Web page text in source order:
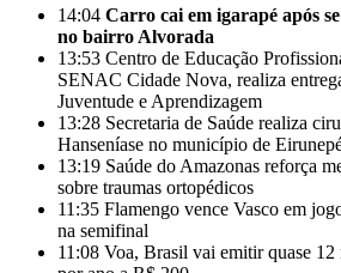
14:04 Carro cai em igarapé após
no bairro Alvorada
13:53 Centro de Educação
SENAC Cidade Nova, realiza
Juventude e Aprendizagem
13:28 Secretaria de Saúde realiza
Hanseníase no município de
13:19 Saúde do Amazonas reforça
sobre traumas ortopédicos
11:35 Flamengo vence Vasco em
na semifinal
11:08 Voa, Brasil vai emitir quase 12